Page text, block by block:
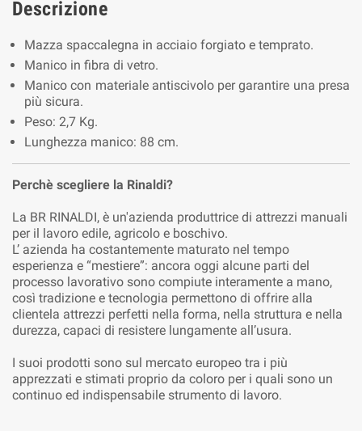
Descrizione
Mazza spaccalegna in acciaio forgiato e temprato.
Manico in fibra di vetro.
Manico con materiale antiscivolo per garantire una presa
più sicura.
Peso: 2,7 Kg.
Lunghezza manico: 88 cm.
Perchè scegliere la Rinaldi?
La BR RINALDI, è un'azienda produttrice di attrezzi manuali
per il lavoro edile, agricolo e boschivo.
L’ azienda ha costantemente maturato nel tempo
esperienza e “mestiere”: ancora oggi alcune parti del
processo lavorativo sono compiute interamente a mano,
così tradizione e tecnologia permettono di offrire alla
clientela attrezzi perfetti nella forma, nella struttura e nella
durezza, capaci di resistere lungamente all’usura.
I suoi prodotti sono sul mercato europeo tra i più
apprezzati e stimati proprio da coloro per i quali sono un
continuo ed indispensabile strumento di lavoro.